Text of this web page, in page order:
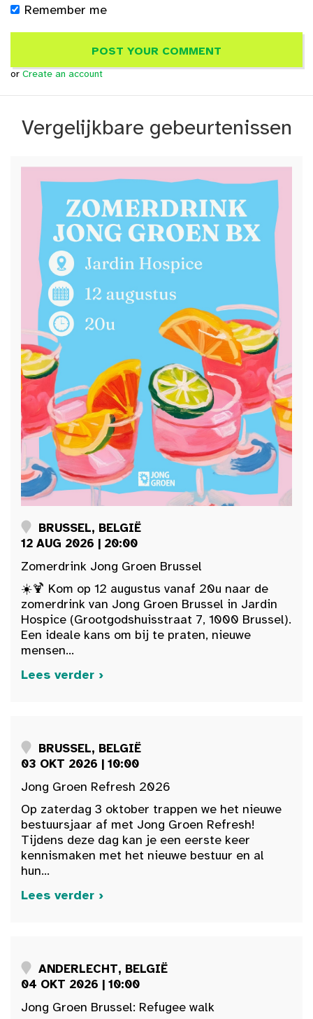
Remember me
or Create an account
Vergelijkbare gebeurtenissen
BRUSSEL, BELGIË
12 AUG 2026 | 20:00
Zomerdrink Jong Groen Brussel
☀️🍹 Kom op 12 augustus vanaf 20u naar de
zomerdrink van Jong Groen Brussel in Jardin
Hospice (Grootgodshuisstraat 7, 1000 Brussel).
Een ideale kans om bij te praten, nieuwe
mensen...
Lees verder ›
BRUSSEL, BELGIË
03 OKT 2026 | 10:00
Jong Groen Refresh 2026
Op zaterdag 3 oktober trappen we het nieuwe
bestuursjaar af met Jong Groen Refresh!
Tijdens deze dag kan je een eerste keer
kennismaken met het nieuwe bestuur en al
hun...
Lees verder ›
ANDERLECHT, BELGIË
04 OKT 2026 | 10:00
Jong Groen Brussel: Refugee walk